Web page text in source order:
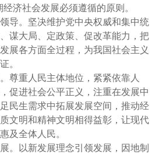
济社会发展必须遵循的原则。
。坚决维护党中央权威和集中统
谋大局、定政策、促改革能力，把
展各方面全过程，为我国社会主义
。
重人民主体地位，紧紧依靠人
促进社会公平正义，注重在发展中
民生需求中拓展发展空间，推动经
文明和精神文明相得益彰，让现代
及全体人民。
以新发展理念引领发展，因地制